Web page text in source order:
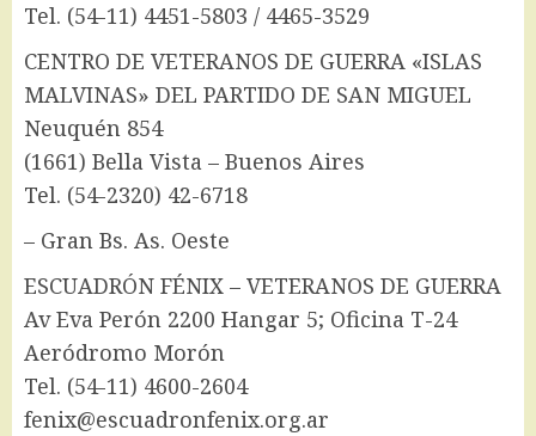
Tel. (54-11) 4451-5803 / 4465-3529
CENTRO DE VETERANOS DE GUERRA «ISLAS
MALVINAS» DEL PARTIDO DE SAN MIGUEL
Neuquén 854
(1661) Bella Vista – Buenos Aires
Tel. (54-2320) 42-6718
– Gran Bs. As. Oeste
ESCUADRÓN FÉNIX – VETERANOS DE GUERRA
Av Eva Perón 2200 Hangar 5; Oficina T-24
Aeródromo Morón
Tel. (54-11) 4600-2604
fenix@escuadronfenix.org.ar